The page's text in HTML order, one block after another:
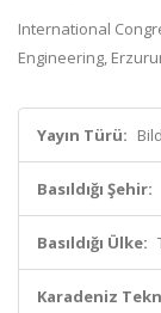
International
Engineering,
Yayın Türü:
Basıldığı Şehir:
Basıldığı Ülke:
Karadeniz